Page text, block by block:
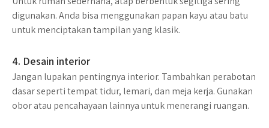
digunakan. Anda bisa menggunakan papan kayu atau batu
untuk menciptakan tampilan yang klasik.
4. Desain interior
Jangan lupakan pentingnya interior. Tambahkan perabotan
dasar seperti tempat tidur, lemari, dan meja kerja. Gunakan
obor atau pencahayaan lainnya untuk menerangi ruangan.